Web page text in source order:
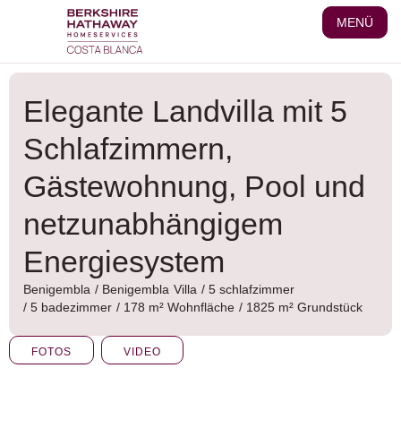
MENÜ
Elegante Landvilla mit 5
Schlafzimmern,
Gästewohnung, Pool und
netzunabhängigem
Energiesystem
Benigembla / Benigembla Villa / 5 schlafzimmer
/ 5 badezimmer / 178 m² Wohnfläche / 1825 m² Grundstück
FOTOS VIDEO